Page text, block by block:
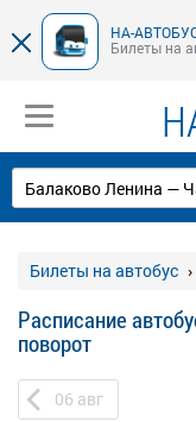
НА-АВТОБУС
Билеты на
Билеты на автобус
Расписание
поворот
06 авг